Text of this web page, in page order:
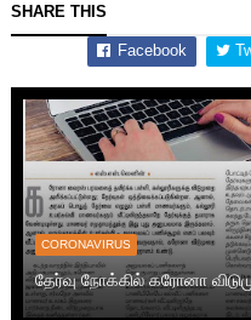
SHARE THIS
Facebook
CORONAVIRUS
தேர்வு நோக்கில் கரோனா